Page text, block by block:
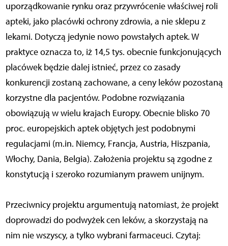
uporządkowanie rynku oraz przywrócenie właściwej roli
apteki, jako placówki ochrony zdrowia, a nie sklepu z
lekami. Dotyczą jedynie nowo powstałych aptek. W
praktyce oznacza to, iż 14,5 tys. obecnie funkcjonujących
placówek będzie dalej istnieć, przez co zasady
konkurencji zostaną zachowane, a ceny leków pozostaną
korzystne dla pacjentów. Podobne rozwiązania
obowiązują w wielu krajach Europy. Obecnie blisko 70
proc. europejskich aptek objętych jest podobnymi
regulacjami (m.in. Niemcy, Francja, Austria, Hiszpania,
Włochy, Dania, Belgia). Założenia projektu są zgodne z
konstytucją i szeroko rozumianym prawem unijnym.
Przeciwnicy projektu argumentują natomiast, że projekt
doprowadzi do podwyżek cen leków, a skorzystają na
nim nie wszyscy, a tylko wybrani farmaceuci. Czytaj: